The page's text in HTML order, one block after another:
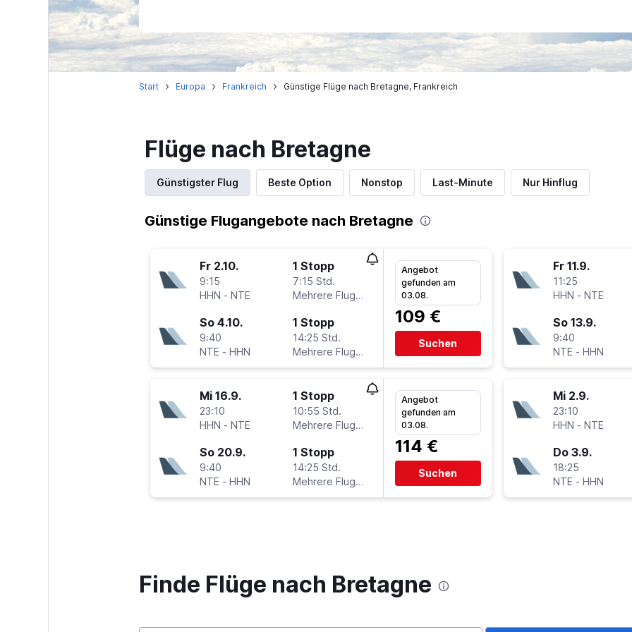
Start Europa Frankreich Günstige Flüge nach Bretagne, Frankreich
Flüge nach Bretagne
Günstigster Flug Beste Option Nonstop Last-Minute Nur Hinflug
Günstige Flugangebote nach Bretagne
Fr 2.10.
9:15
HHN - NTE
1 Stopp
7:15 Std.
Mehrere Fluglinien
So 4.10.
9:40
NTE - HHN
1 Stopp
14:25 Std.
Mehrere Fluglinien
Angebot
gefunden am
03.08.
109 €
Suchen
Mi 16.9.
23:10
HHN - NTE
1 Stopp
10:55 Std.
Mehrere Fluglinien
So 20.9.
9:40
NTE - HHN
1 Stopp
14:25 Std.
Mehrere Fluglinien
Angebot
gefunden am
03.08.
114 €
Suchen
Fr 11.9.
11:25
HHN - NTE
So 13.9.
9:40
NTE - HHN
Mi 2.9.
23:10
HHN - NTE
Do 3.9.
18:25
NTE - HHN
Finde Flüge nach Bretagne